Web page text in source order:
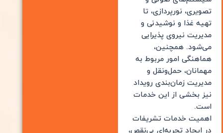
تصویری، نورپردازی، تا
تهیه غذا و نوشیدنی و
مدیریت نیروی پذیرایی
می‌شود. همچنین،
هماهنگی امور مربوط به
مهمانان، حمل‌ونقل و
مدیریت زمان‌بندی رویداد
نیز بخشی از این خدمات
است.
اهمیت خدمات تشریفات
در ایجاد تجربه‌ای بی‌نقص،